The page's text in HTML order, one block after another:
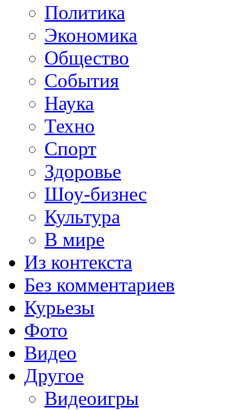
Политика
Экономика
Общество
События
Наука
Техно
Спорт
Здоровье
Шоу-бизнес
Культура
В мире
Из контекста
Без комментариев
Курьезы
Фото
Видео
Другое
Видеоигры